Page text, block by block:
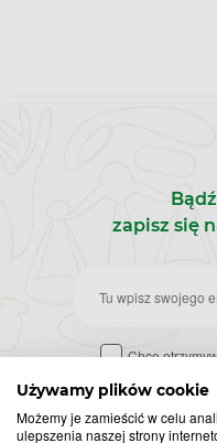
Używamy plików cookie
Możemy je zamieścić w celu
ulepszenia naszej strony
zapisz się
Zapisz
do
Chcę